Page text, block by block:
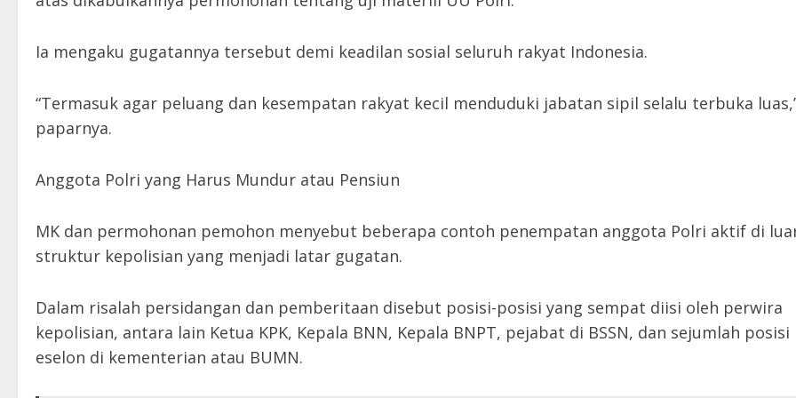
Ia mengaku gugatannya tersebut demi keadilan sosial seluruh rakyat Indonesia.
“Termasuk agar peluang dan kesempatan rakyat kecil menduduki jabatan sipil selalu terbuka
paparnya.
Anggota Polri yang Harus Mundur atau Pensiun
MK dan permohonan pemohon menyebut beberapa contoh penempatan anggota Polri aktif di
struktur kepolisian yang menjadi latar gugatan.
Dalam risalah persidangan dan pemberitaan disebut posisi-posisi yang sempat diisi oleh perwira
kepolisian, antara lain Ketua KPK, Kepala BNN, Kepala BNPT, pejabat di BSSN, dan sejumlah posisi
eselon di kementerian atau BUMN.